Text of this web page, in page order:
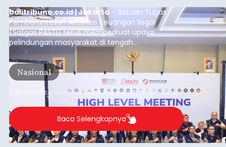
balitribune.co.id | Jakarta - Satuan Tugas
Pemberantasan Aktivitas Keuangan Ilegal
(Satgas PASTI) terus memperkuat upaya
pelindungan masyarakat di tengah
meningkatnya ancaman penipuan digital yang
semakin kompleks.
Nasional
Submitted by contributoronThu, 08/06/2026 - 09:45
Baca Selengkapnya